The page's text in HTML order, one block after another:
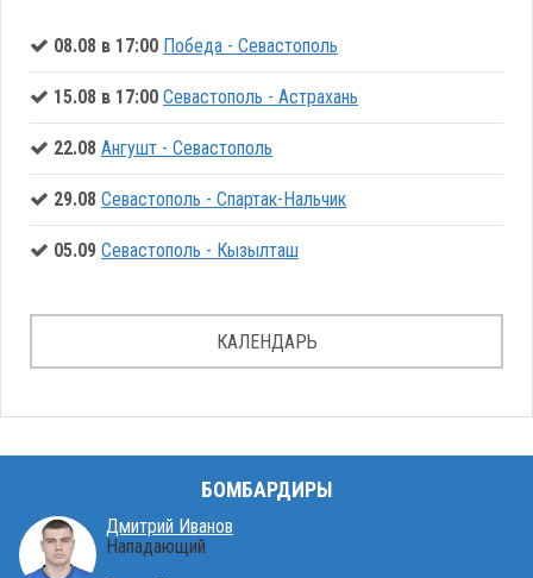
08.08 в 17:00 Победа - Севастополь
15.08 в 17:00 Севастополь - Астрахань
22.08 Ангушт - Севастополь
29.08 Севастополь - Спартак-Нальчик
05.09 Севастополь - Кызылташ
КАЛЕНДАРЬ
БОМБАРДИРЫ
Дмитрий Иванов
Нападающий